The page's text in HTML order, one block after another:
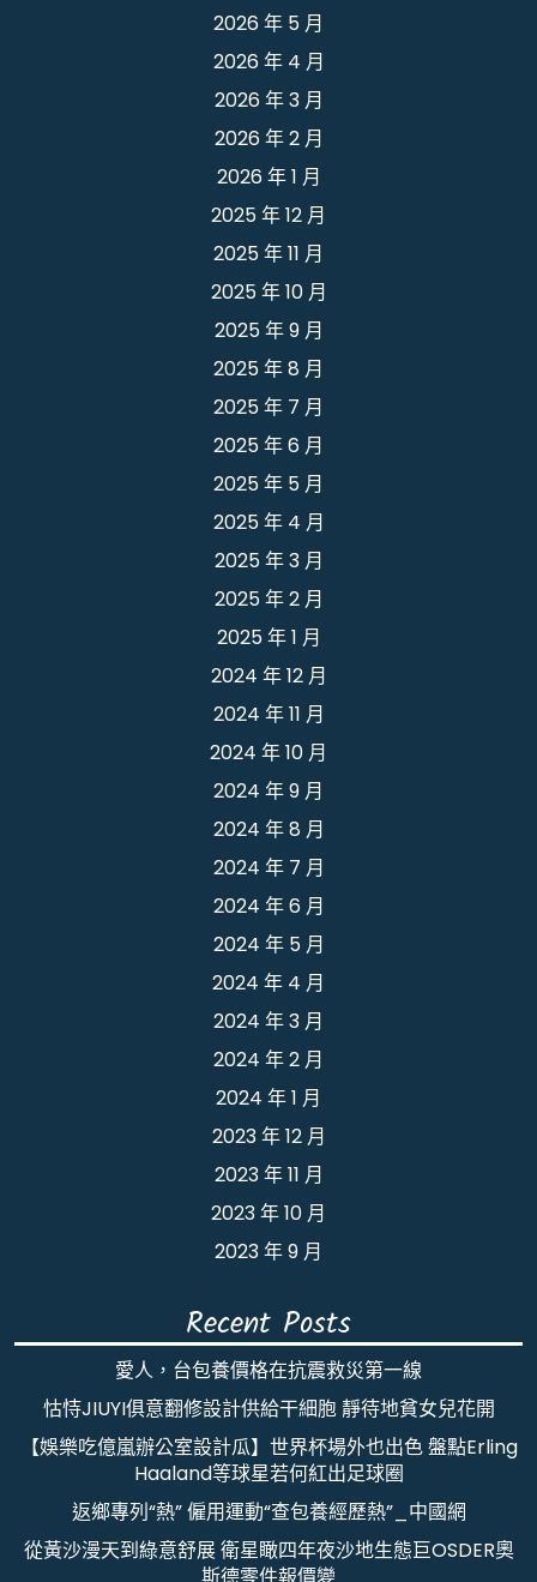
2026 年 5 月
2026 年 4 月
2026 年 3 月
2026 年 2 月
2026 年 1 月
2025 年 12 月
2025 年 11 月
2025 年 10 月
2025 年 9 月
2025 年 8 月
2025 年 7 月
2025 年 6 月
2025 年 5 月
2025 年 4 月
2025 年 3 月
2025 年 2 月
2025 年 1 月
2024 年 12 月
2024 年 11 月
2024 年 10 月
2024 年 9 月
2024 年 8 月
2024 年 7 月
2024 年 6 月
2024 年 5 月
2024 年 4 月
2024 年 3 月
2024 年 2 月
2024 年 1 月
2023 年 12 月
2023 年 11 月
2023 年 10 月
2023 年 9 月
Recent Posts
愛人，台包養價格在抗震救災第一線
怙恃JIUYI俱意翻修設計供給干細胞 靜待地貧女兒花開
【娛樂吃億嵐辦公室設計瓜】世界杯場外也出色 盤點Erling
Haaland等球星若何紅出足球圈
返鄉專列“熱” 僱用運動“查包養經歷熱”_中國網
從黃沙漫天到綠意舒展 衛星瞰四年夜沙地生態巨OSDER奧